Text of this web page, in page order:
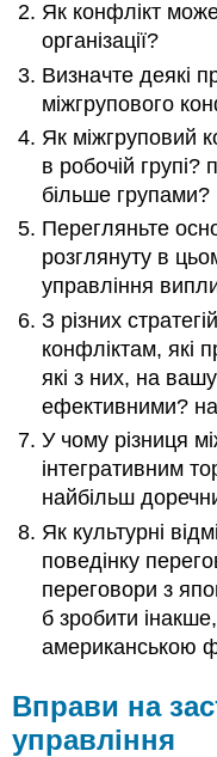
Як конфлікт
організації?
Визначте деякі
міжгрупового
Як міжгруповий
в робочій
більше групами?
Перегляньте
розглянуту в
управління
З різних
конфліктам, які
які з них, на
ефективними?
У чому різниця
інтегративним
найбільш
Як культурні
поведінку
переговори з
б зробити
американською
Вправи на
управління